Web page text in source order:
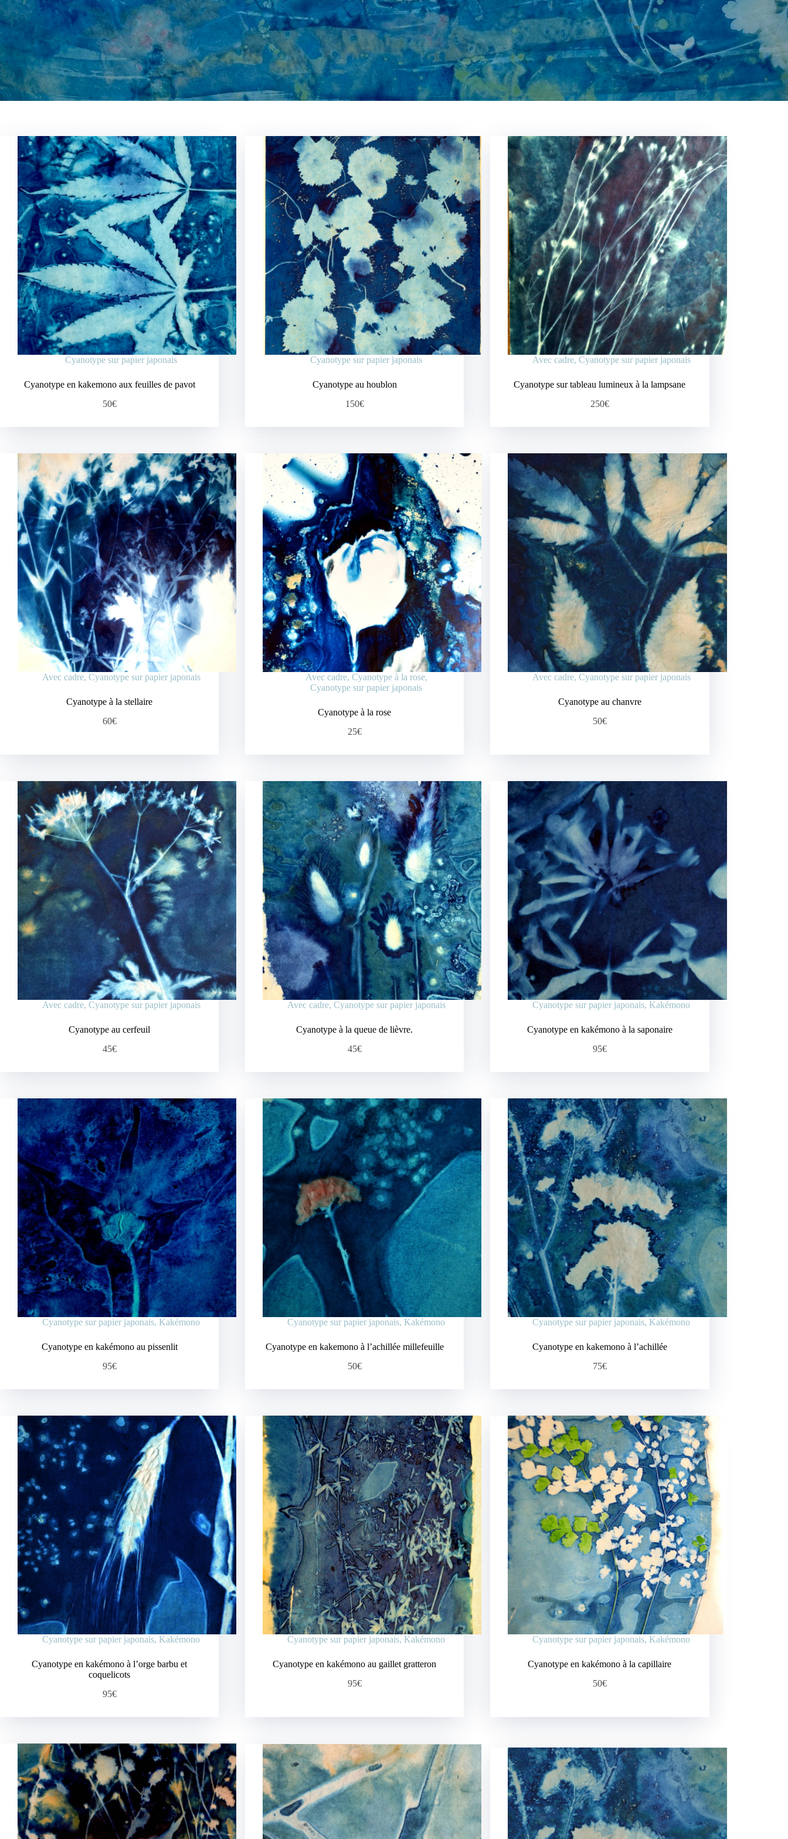
Cyanotype sur papier japonais
Cyanotype en kakemono aux feuilles de pavot
50€
Cyanotype sur papier japonais
Cyanotype au houblon
150€
Avec cadre, Cyanotype sur papier japonais
Cyanotype sur tableau lumineux à la lampsane
250€
Avec cadre, Cyanotype sur papier japonais
Cyanotype à la stellaire
60€
Avec cadre, Cyanotype à la rose,
Cyanotype sur papier japonais
Cyanotype à la rose
25€
Avec cadre, Cyanotype sur papier japonais
Cyanotype au chanvre
50€
Avec cadre, Cyanotype sur papier japonais
Cyanotype au cerfeuil
45€
Avec cadre, Cyanotype sur papier japonais
Cyanotype à la queue de lièvre.
45€
Cyanotype sur papier japonais,Kakémono
Cyanotype en kakémono à la saponaire
95€
Cyanotype sur papier japonais,Kakémono
Cyanotype en kakémono au pissenlit
95€
Cyanotype sur papier japonais,Kakémono
Cyanotype en kakemono à l’achillée millefeuille
50€
Cyanotype sur papier japonais,Kakémono
Cyanotype en kakemono à l’achillée
75€
Cyanotype sur papier japonais,Kakémono
Cyanotype en kakémono à l’orge barbu et
coquelicots
95€
Cyanotype sur papier japonais,Kakémono
Cyanotype en kakémono au gaillet gratteron
95€
Cyanotype sur papier japonais,Kakémono
Cyanotype en kakémono à la capillaire
50€